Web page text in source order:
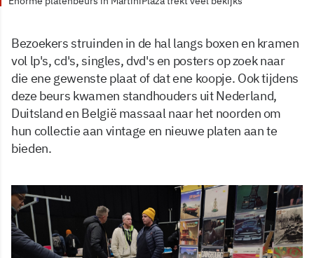
Bezoekers struinden in de hal langs boxen en kramen
vol lp's, cd's, singles, dvd's en posters op zoek naar
die ene gewenste plaat of dat ene koopje. Ook tijdens
deze beurs kwamen standhouders uit Nederland,
Duitsland en België massaal naar het noorden om
hun collectie aan vintage en nieuwe platen aan te
bieden.